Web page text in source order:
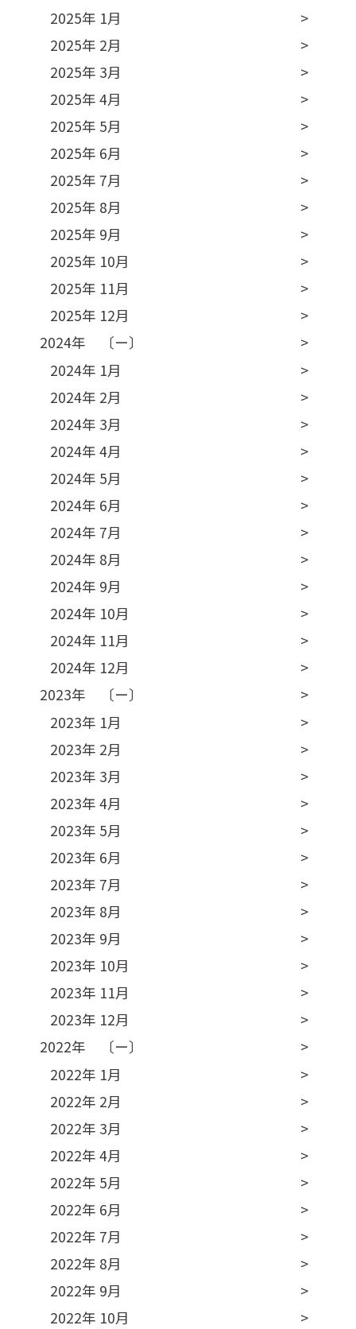
2025年 1月
2025年 2月
2025年 3月
2025年 4月
2025年 5月
2025年 6月
2025年 7月
2025年 8月
2025年 9月
2025年 10月
2025年 11月
2025年 12月
2024年 〔ー〕
2024年 1月
2024年 2月
2024年 3月
2024年 4月
2024年 5月
2024年 6月
2024年 7月
2024年 8月
2024年 9月
2024年 10月
2024年 11月
2024年 12月
2023年 〔ー〕
2023年 1月
2023年 2月
2023年 3月
2023年 4月
2023年 5月
2023年 6月
2023年 7月
2023年 8月
2023年 9月
2023年 10月
2023年 11月
2023年 12月
2022年 〔ー〕
2022年 1月
2022年 2月
2022年 3月
2022年 4月
2022年 5月
2022年 6月
2022年 7月
2022年 8月
2022年 9月
2022年 10月